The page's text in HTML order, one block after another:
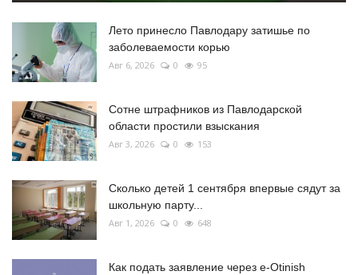
Лето принесло Павлодару затишье по
заболеваемости корью
Авг 6, 2026 0 95
Сотне штрафников из Павлодарской
области простили взыскания
Авг 3, 2026 0 153
Сколько детей 1 сентября впервые сядут за
школьную парту...
Авг 1, 2026 0 648
Как подать заявление через e-Otinish